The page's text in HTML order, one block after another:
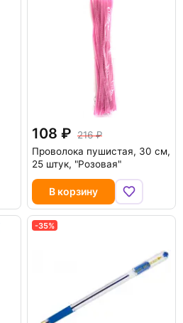
108
216
Проволока пушистая, 30 см,
25 штук, "Розовая"
В корзину
-35%